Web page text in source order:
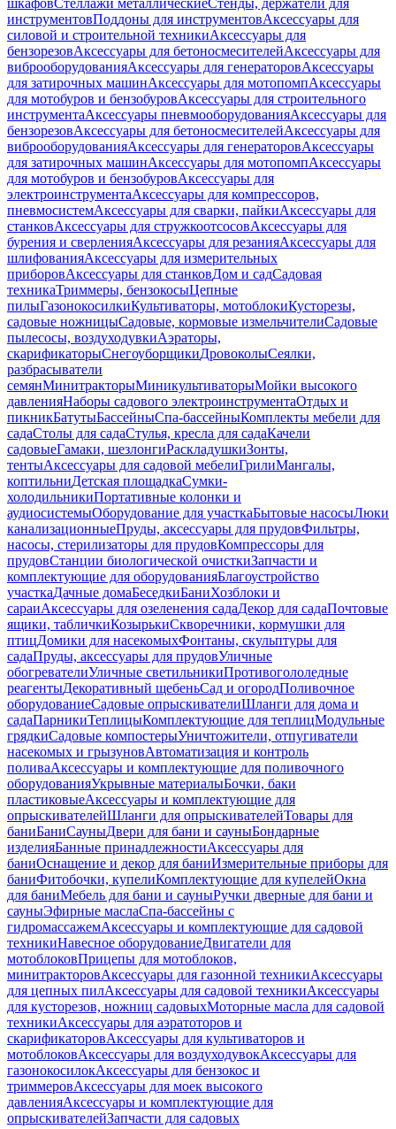
шкафовСтеллажи металлическиеСтенды, держатели для
инструментовПоддоны для инструментовАксессуары для
силовой и строительной техникиАксессуары для
бензорезовАксессуары для бетоносмесителейАксессуары для
виброоборудованияАксессуары для генераторовАксессуары
для затирочных машинАксессуары для мотопомпАксессуары
для мотобуров и бензобуровАксессуары для строительного
инструментаАксессуары пневмооборудованияАксессуары для
бензорезовАксессуары для бетоносмесителейАксессуары для
виброоборудованияАксессуары для генераторовАксессуары
для затирочных машинАксессуары для мотопомпАксессуары
для мотобуров и бензобуровАксессуары для
электроинструментаАксессуары для компрессоров,
пневмосистемАксессуары для сварки, пайкиАксессуары для
станковАксессуары для стружкоотсосовАксессуары для
бурения и сверленияАксессуары для резанияАксессуары для
шлифованияАксессуары для измерительных
приборовАксессуары для станковДом и садСадовая
техникаТриммеры, бензокосыЦепные
пилыГазонокосилкиКультиваторы, мотоблокиКусторезы,
садовые ножницыСадовые, кормовые измельчителиСадовые
пылесосы, воздуходувкиАэраторы,
скарификаторыСнегоуборщикиДровоколыСеялки,
разбрасыватели
семянМинитракторыМиникультиваторыМойки высокого
давленияНаборы садового электроинструментаОтдых и
пикникБатутыБассейныСпа-бассейныКомплекты мебели для
садаСтолы для садаСтулья, кресла для садаКачели
садовыеГамаки, шезлонгиРаскладушкиЗонты,
тентыАксессуары для садовой мебелиГрилиМангалы,
коптильниДетская площадкаСумки-
холодильникиПортативные колонки и
аудиосистемыОборудование для участкаБытовые насосыЛюки
канализационныеПруды, аксессуары для прудовФильтры,
насосы, стерилизаторы для прудовКомпрессоры для
прудовСтанции биологической очисткиЗапчасти и
комплектующие для оборудованияБлагоустройство
участкаДачные домаБеседкиБаниХозблоки и
сараиАксессуары для озеленения садаДекор для садаПочтовые
ящики, табличкиКозырькиСкворечники, кормушки для
птицДомики для насекомыхФонтаны, скульптуры для
садаПруды, аксессуары для прудовУличные
обогревателиУличные светильникиПротивогололедные
реагентыДекоративный щебеньСад и огородПоливочное
оборудованиеСадовые опрыскивателиШланги для дома и
садаПарникиТеплицыКомплектующие для теплицМодульные
грядкиСадовые компостерыУничтожители, отпугиватели
насекомых и грызуновАвтоматизация и контроль
поливаАксессуары и комплектующие для поливочного
оборудованияУкрывные материалыБочки, баки
пластиковыеАксессуары и комплектующие для
опрыскивателейШланги для опрыскивателейТовары для
баниБаниСауныДвери для бани и сауныБондарные
изделияБанные принадлежностиАксессуары для
баниОснащение и декор для баниИзмерительные приборы для
баниФитобочки, купелиКомплектующие для купелейОкна
для баниМебель для бани и сауныРучки дверные для бани и
сауныЭфирные маслаСпа-бассейны с
гидромассажемАксессуары и комплектующие для садовой
техникиНавесное оборудованиеДвигатели для
мотоблоковПрицепы для мотоблоков,
минитракторовАксессуары для газонной техникиАксессуары
для цепных пилАксессуары для садовой техникиАксессуары
для кусторезов, ножниц садовыхМоторные масла для садовой
техникиАксессуары для аэратоторов и
скарификаторовАксессуары для культиваторов и
мотоблоковАксессуары для воздуходувокАксессуары для
газонокосилокАксессуары для бензокос и
триммеровАксессуары для моек высокого
давленияАксессуары и комплектующие для
опрыскивателейЗапчасти для садовых